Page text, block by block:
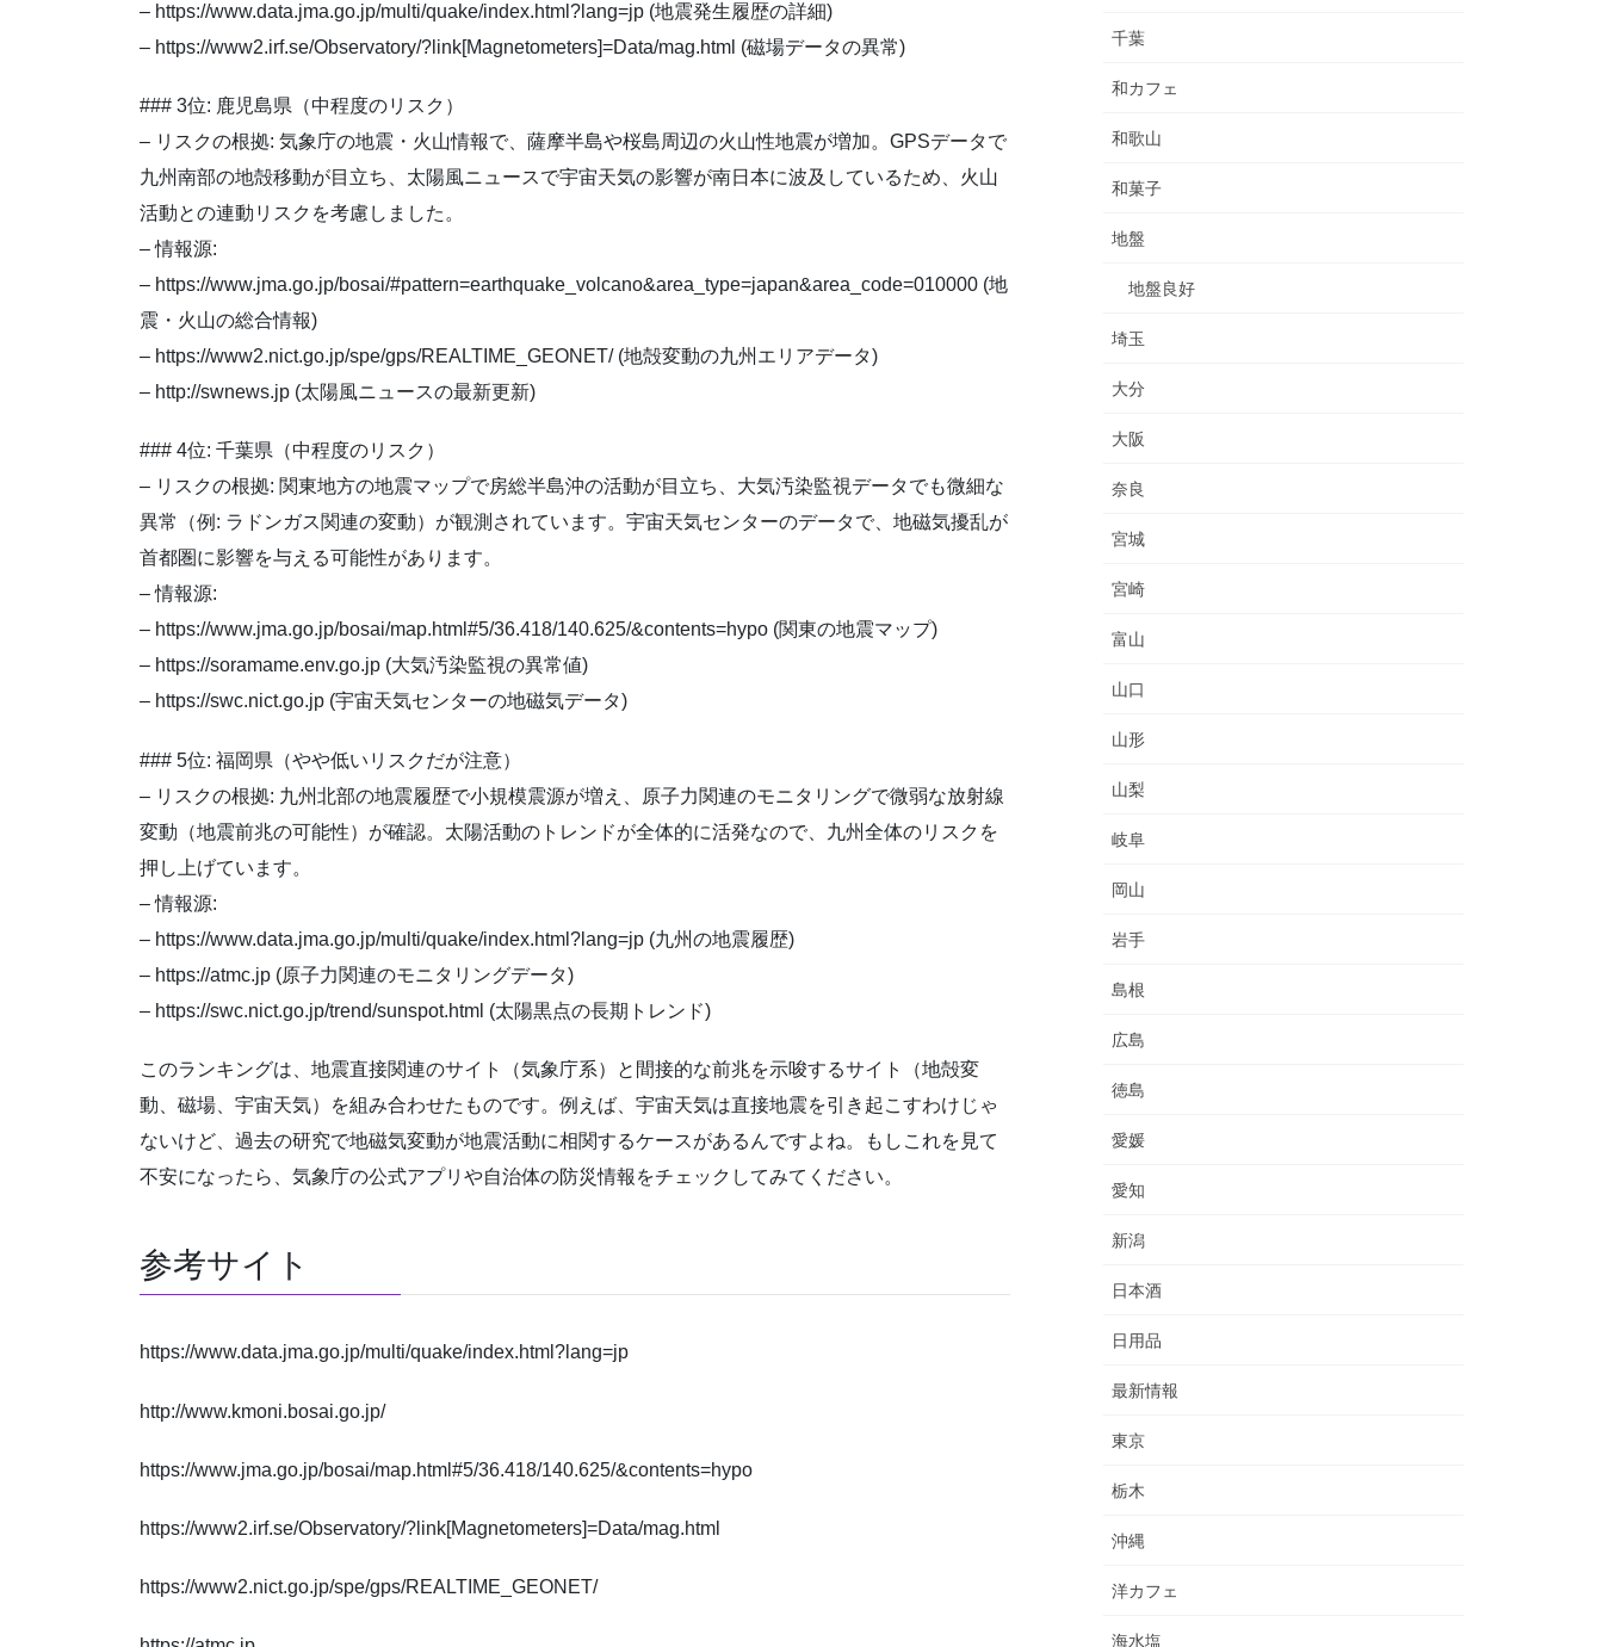
– https://www.data.jma.go.jp/multi/quake/index.html?lang=jp (地震発生履歴の詳細)
– https://www2.irf.se/Observatory/?link[Magnetometers]=Data/mag.html (磁場データの異常)
### 3位: 鹿児島県（中程度のリスク）
– リスクの根拠: 気象庁の地震・火山情報で、薩摩半島や桜島周辺の火山性地震が増加。GPSデータで
九州南部の地殻移動が目立ち、太陽風ニュースで宇宙天気の影響が南日本に波及しているため、火山
活動との連動リスクを考慮しました。
– 情報源:
– https://www.jma.go.jp/bosai/#pattern=earthquake_volcano&area_type=japan&area_code=010000 (地
震・火山の総合情報)
– https://www2.nict.go.jp/spe/gps/REALTIME_GEONET/ (地殻変動の九州エリアデータ)
– http://swnews.jp (太陽風ニュースの最新更新)
### 4位: 千葉県（中程度のリスク）
– リスクの根拠: 関東地方の地震マップで房総半島沖の活動が目立ち、大気汚染監視データでも微細な
異常（例: ラドンガス関連の変動）が観測されています。宇宙天気センターのデータで、地磁気擾乱が
首都圏に影響を与える可能性があります。
– 情報源:
– https://www.jma.go.jp/bosai/map.html#5/36.418/140.625/&contents=hypo (関東の地震マップ)
– https://soramame.env.go.jp (大気汚染監視の異常値)
– https://swc.nict.go.jp (宇宙天気センターの地磁気データ)
### 5位: 福岡県（やや低いリスクだが注意）
– リスクの根拠: 九州北部の地震履歴で小規模震源が増え、原子力関連のモニタリングで微弱な放射線
変動（地震前兆の可能性）が確認。太陽活動のトレンドが全体的に活発なので、九州全体のリスクを
押し上げています。
– 情報源:
– https://www.data.jma.go.jp/multi/quake/index.html?lang=jp (九州の地震履歴)
– https://atmc.jp (原子力関連のモニタリングデータ)
– https://swc.nict.go.jp/trend/sunspot.html (太陽黒点の長期トレンド)
このランキングは、地震直接関連のサイト（気象庁系）と間接的な前兆を示唆するサイト（地殻変
動、磁場、宇宙天気）を組み合わせたものです。例えば、宇宙天気は直接地震を引き起こすわけじゃ
ないけど、過去の研究で地磁気変動が地震活動に相関するケースがあるんですよね。もしこれを見て
不安になったら、気象庁の公式アプリや自治体の防災情報をチェックしてみてください。
参考サイト
https://www.data.jma.go.jp/multi/quake/index.html?lang=jp
http://www.kmoni.bosai.go.jp/
https://www.jma.go.jp/bosai/map.html#5/36.418/140.625/&contents=hypo
https://www2.irf.se/Observatory/?link[Magnetometers]=Data/mag.html
https://www2.nict.go.jp/spe/gps/REALTIME_GEONET/
千葉
和カフェ
和歌山
和菓子
地盤
地盤良好
埼玉
大分
大阪
奈良
宮城
宮崎
富山
山口
山形
山梨
岐阜
岡山
岩手
島根
広島
徳島
愛媛
愛知
新潟
日本酒
日用品
最新情報
東京
栃木
沖縄
洋カフェ
海水塩